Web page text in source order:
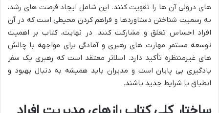
های درونی آن ها را تقویت کنند. این شامل ایجاد فرصت های رشد،
به رسمیت شناختن دستاوردها و فراهم کردن محیطی است که در آن
افراد احساس تعلق و مشارکت کنند. در نهایت، کتاب بر اهمیت
توسعه مستمر مهارت های رهبری و آمادگی برای مواجهه با چالش
های غیرمنتظره تأکید دارد. اسلاتر معتقد است که رهبری یک سفر
یادگیری بی پایان است و مدیران باید همیشه به دنبال بهبود و
انطباق با شرایط جدید باشند.